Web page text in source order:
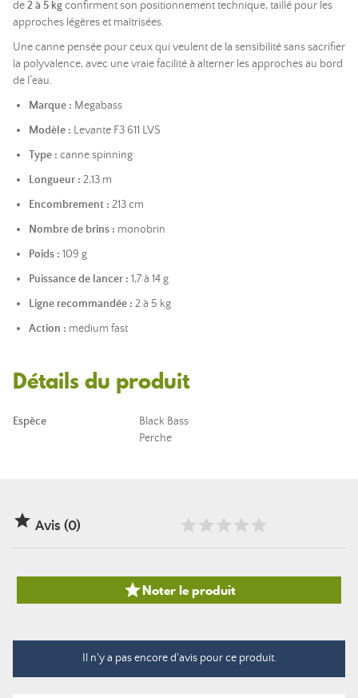
de2 à 5 kgconfirment son positionnement technique, taillé pour les
approches légères et maîtrisées.
Une canne pensée pour ceux qui veulent de la sensibilité sans sacrifier
la polyvalence, avec une vraie facilité à alterner les approches au bord
de l’eau.
Marque : Megabass
Modèle : Levante F3 611 LVS
Type : canne spinning
Longueur : 2,13 m
Encombrement : 213 cm
Nombre de brins : monobrin
Poids : 109 g
Puissance de lancer : 1,7 à 14 g
Ligne recommandée : 2 à 5 kg
Action : medium fast
Détails du produit
Espèce
Black Bass
Perche
 Avis (0)
Noter le produit
Il n'y a pas encore d'avis pour ce produit.